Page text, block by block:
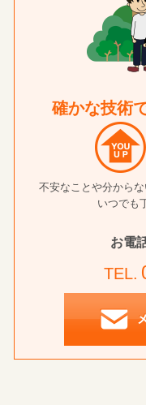
確かな技術
不安なことや分から
いつでも
お電
TEL.